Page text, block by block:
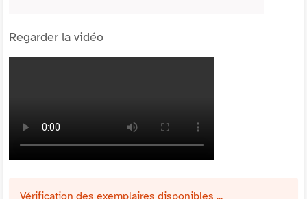
Regarder la vidéo
Vérification des exemplaires disponibles ...